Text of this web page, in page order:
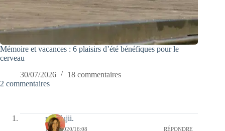
Mémoire et vacances : 6 plaisirs d’été bénéfiques pour le
cerveau
30/07/2026
18 commentaires
2 commentaires
missfujii.
19/04/2020/16:08 RÉPONDRE